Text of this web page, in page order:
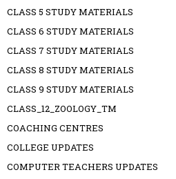
CLASS 5 STUDY MATERIALS
CLASS 6 STUDY MATERIALS
CLASS 7 STUDY MATERIALS
CLASS 8 STUDY MATERIALS
CLASS 9 STUDY MATERIALS
CLASS_12_ZOOLOGY_TM
COACHING CENTRES
COLLEGE UPDATES
COMPUTER TEACHERS UPDATES